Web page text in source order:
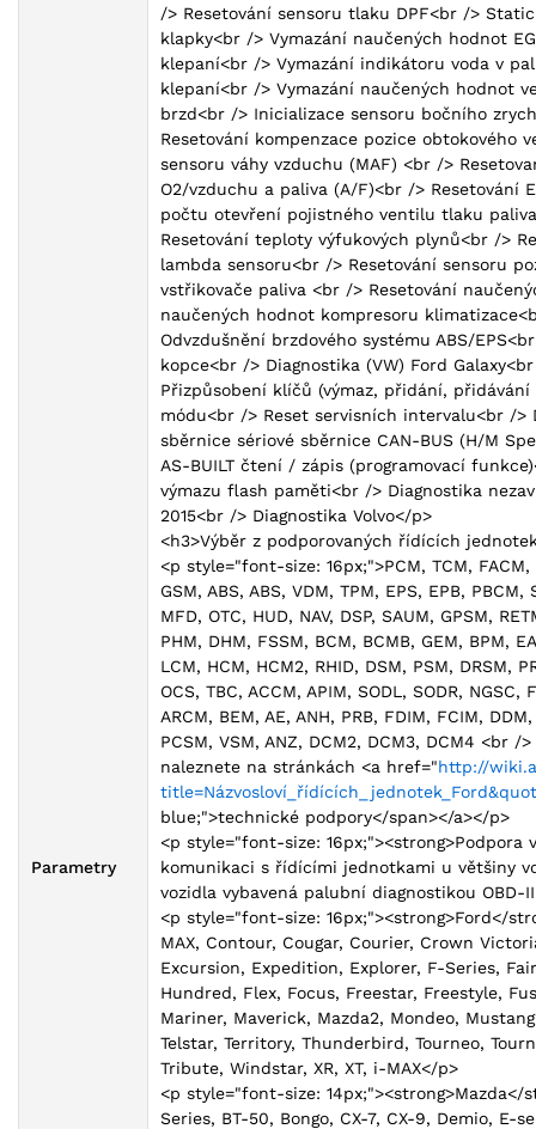
Parametry
/> Resetování sensoru tlaku DPF<br />
klapky<br /> Vymazání naučených hodnot
klepaní<br /> Vymazání indikátoru voda v
klepaní<br /> Vymazání naučených hodnot
brzd<br /> Inicializace sensoru bočního
Resetování kompenzace pozice
sensoru váhy vzduchu (MAF) <br />
O2/vzduchu a paliva (A/F)<br /> Resetování
počtu otevření pojistného ventilu tlaku
Resetování teploty výfukových plynů<br />
lambda sensoru<br /> Resetování sensoru
vstřikovače paliva <br /> Resetování
naučených hodnot kompresoru
Odvzdušnění brzdového systému ABS/
kopce<br /> Diagnostika (VW) Ford
Přizpůsobení klíčů (výmaz, přidání,
módu<br /> Reset servisních intervalu<br />
sběrnice sériové sběrnice CAN-BUS (H/M
AS-BUILT čtení / zápis (programovací
výmazu flash paměti<br /> Diagnostika
2015<br /> Diagnostika Volvo</p>
<h3>Výběr z podporovaných řídících
<p style="font-size: 16px;">PCM, TCM, FACM,
GSM, ABS, ABS, VDM, TPM, EPS, EPB,
MFD, OTC, HUD, NAV, DSP, SAUM, GPSM,
PHM, DHM, FSSM, BCM, BCMB, GEM, BPM,
LCM, HCM, HCM2, RHID, DSM, PSM, DRSM,
OCS, TBC, ACCM, APIM, SODL, SODR,
ARCM, BEM, AE, ANH, PRB, FDIM, FCIM,
PCSM, VSM, ANZ, DCM2, DCM3, DCM4 <br
naleznete na stránkách <a href="http://
title=Názvosloví_řídících_jednotek_Ford&quot
blue;">technické podpory</span></a></p>
<p style="font-size: 16px;"><strong>Podpora
komunikaci s řídícími jednotkami u většiny
vozidla vybavená palubní diagnostikou
<p style="font-size: 16px;"><strong>Ford</
MAX, Contour, Cougar, Courier, Crown
Excursion, Expedition, Explorer, F-Series,
Hundred, Flex, Focus, Freestar, Freestyle,
Mariner, Maverick, Mazda2, Mondeo,
Telstar, Territory, Thunderbird, Tourneo,
Tribute, Windstar, XR, XT, i-MAX</p>
<p style="font-size: 14px;"><strong>Mazda</
Series, BT-50, Bongo, CX-7, CX-9, Demio, E-